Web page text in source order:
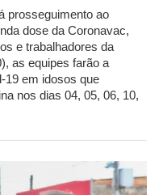
prosseguimento ao
dose da Coronavac,
e trabalhadores da
as equipes farão a
19 em idosos que
nos dias 04, 05, 06, 10,